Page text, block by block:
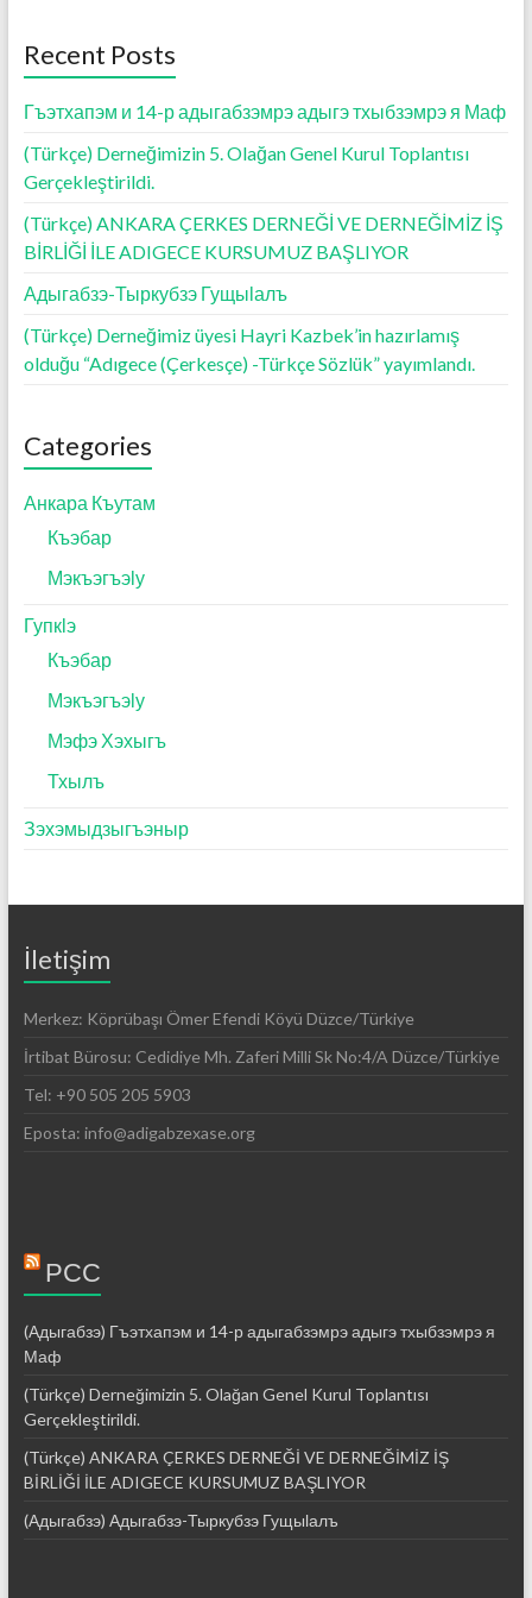
o
k
Recent Posts
Гъэтхапэм и 14-р адыгабзэмрэ адыгэ тхыбзэмрэ я Маф
(Türkçe) Derneğimizin 5. Olağan Genel Kurul Toplantısı
Gerçekleştirildi.
(Türkçe) ANKARA ÇERKES DERNEĞİ VE DERNEĞİMİZ İŞ
BİRLİĞİ İLE ADIGECE KURSUMUZ BAŞLIYOR
Адыгабзэ-Тыркубзэ Гущыӏалъ
(Türkçe) Derneğimiz üyesi Hayri Kazbek’in hazırlamış
olduğu “Adıgece (Çerkesçe) -Türkçe Sözlük” yayımlandı.
Categories
Анкара Къутам
Къэбар
Мэкъэгъэӏу
Гупкӏэ
Къэбар
Мэкъэгъэӏу
Мэфэ Хэхыгъ
Тхылъ
Зэхэмыдзыгъэныр
İletişim
Merkez: Köprübaşı Ömer Efendi Köyü Düzce/Türkiye
İrtibat Bürosu: Cedidiye Mh. Zaferi Milli Sk No:4/A Düzce/Türkiye
Tel: +90 505 205 5903
Eposta: info@adigabzexase.org
РСС
(Адыгабзэ) Гъэтхапэм и 14-р адыгабзэмрэ адыгэ тхыбзэмрэ я
Маф
(Türkçe) Derneğimizin 5. Olağan Genel Kurul Toplantısı
Gerçekleştirildi.
(Türkçe) ANKARA ÇERKES DERNEĞİ VE DERNEĞİMİZ İŞ
BİRLİĞİ İLE ADIGECE KURSUMUZ BAŞLIYOR
(Адыгабзэ) Адыгабзэ-Тыркубзэ Гущыӏалъ